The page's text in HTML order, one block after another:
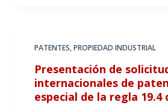
PATENTES,PROPIEDAD INDUSTRIAL
Presentación de
internacionales de
especial de la regla 19.4